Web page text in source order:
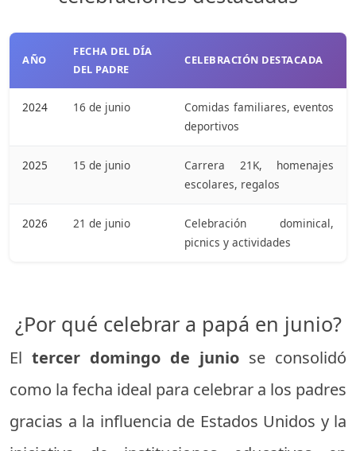
AÑO
FECHA DEL DÍA
DEL PADRE
CELEBRACIÓN DESTACADA
2024 16 de junio
Comidas familiares, eventos
deportivos
2025 15 de junio
Carrera 21K, homenajes
escolares, regalos
2026 21 de junio
Celebración dominical,
picnics y actividades
¿Por qué celebrar a papá en junio?
El tercer domingo de junio se consolidó
como la fecha ideal para celebrar a los padres
gracias a la influencia de Estados Unidos y la